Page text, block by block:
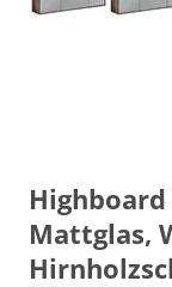
Mattglas,